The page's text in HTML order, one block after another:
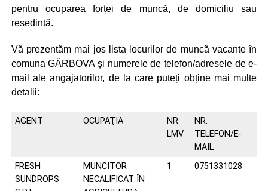
pentru ocuparea forței de muncă, de domiciliu sau
resedintă.
Vă prezentăm mai jos lista locurilor de muncă vacante în
comuna GÂRBOVA și numerele de telefon/adresele de e-
mail ale angajatorilor, de la care puteți obține mai multe
detalii:
AGENT OCUPAŢIA
NR.
LMV
NR.
TELEFON/E-
MAIL
FRESH
SUNDROPS
MUNCITOR
NECALIFICAT ÎN
1 0751331028